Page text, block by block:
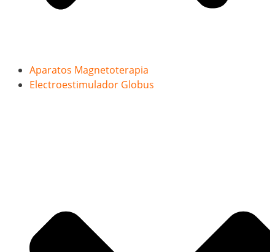
Aparatos Magnetoterapia
Electroestimulador Globus